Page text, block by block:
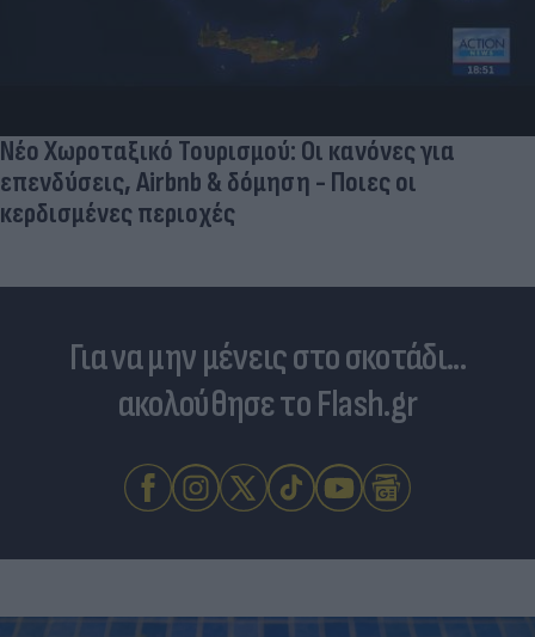
Νέο Χωροταξικό Τουρισμού: Οι κανόνες για
επενδύσεις, Airbnb & δόμηση - Ποιες οι
κερδισμένες περιοχές
Για να μην μένεις στο σκοτάδι...
ακολούθησε το Flash.gr